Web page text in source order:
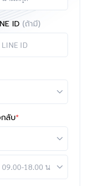
ID (ถ้ามี)
กลับ*